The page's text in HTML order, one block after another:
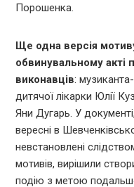
Порошенка.
Ще одна версія
обвинувальному акті
виконавців:
дитячої лікарки Юлії
Яни Дугарь. У
вересні в
невстановлені
мотивів, вирішили
подію з метою